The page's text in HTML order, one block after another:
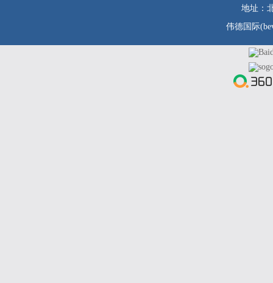
地址：
伟德国际